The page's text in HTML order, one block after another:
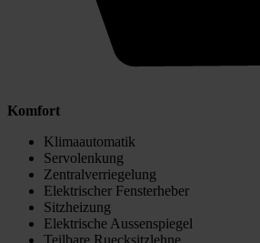
Komfort
Klimaautomatik
Servolenkung
Zentralverriegelung
Elektrischer Fensterheber
Sitzheizung
Elektrische Aussenspiegel
Teilbare Ruecksitzlehne